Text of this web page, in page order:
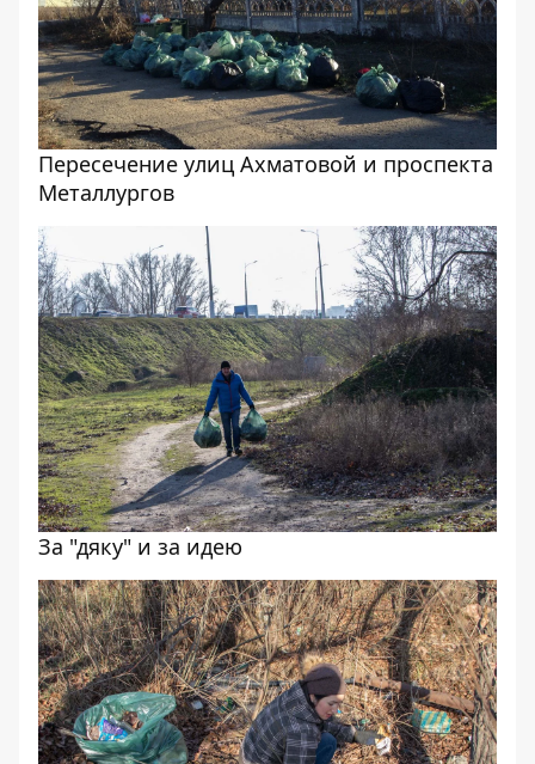
Пересечение улиц Ахматовой и проспекта
Металлургов
За "дяку" и за идею